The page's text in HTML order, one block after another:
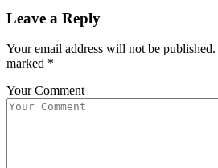
Leave a Reply
Your email address will not be published.
marked *
Your Comment